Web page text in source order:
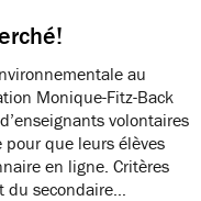
au
Monique-Fitz-Back
volontaires
que leurs élèves
en ligne. Critères
secondaire…